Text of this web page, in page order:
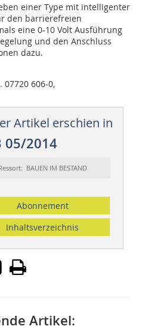
einer Type mit intelligenter
den barrierefreien
eine 0-10 Volt Ausführung
und den Anschluss
dazu.
07720 606-0,
Artikel erschien in
05/2014
BAUEN IM BESTAND
Abonnement
Inhaltsverzeichnis
Artikel: